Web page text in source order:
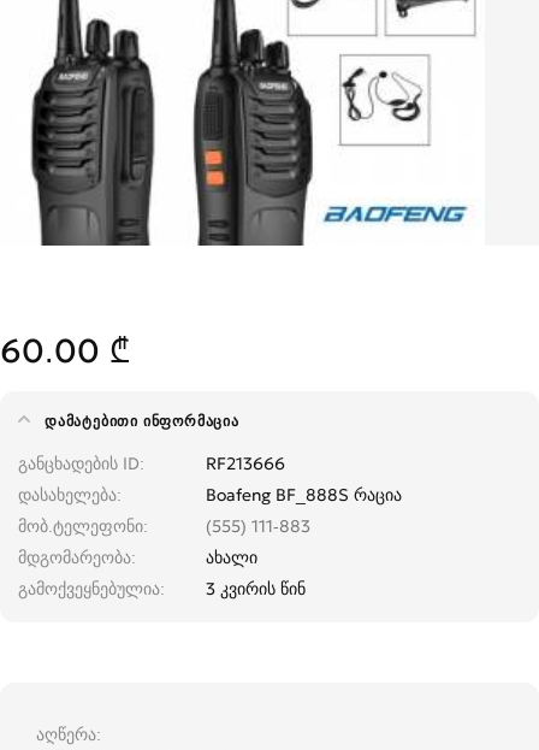
60.00 ₾
ᲓᲐᲛᲐᲢᲔᲑᲘᲗᲘ ᲘᲜᲤᲝᲠᲛᲐᲪᲘᲐ
განცხადების ID
RF213666
დასახელება
Boafeng BF_888S რაცია
მობ.ტელეფონი
(555) 111-883
მდგომარეობა
ახალი
გამოქვეყნებულია
3 კვირის წინ
აღწერა